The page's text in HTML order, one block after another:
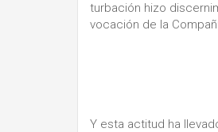
turbación hizo
vocación de la
Y esta actitud ha